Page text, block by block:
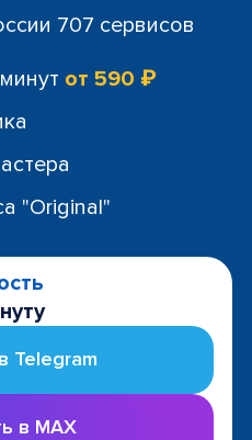
707 сервисов
от 590 ₽
"Original"
Telegram
в MAX